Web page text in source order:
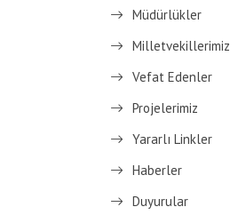
Müdürlükler
Milletvekillerimiz
Vefat Edenler
Projelerimiz
Yararlı Linkler
Haberler
Duyurular